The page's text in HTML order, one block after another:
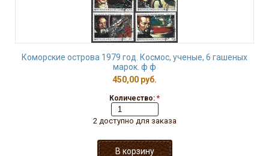
Коморские острова 1979 год. Космос, ученые, 6 гашеных
марок. ф ф
450,00 руб.
Количество: *
2 доступно для заказа